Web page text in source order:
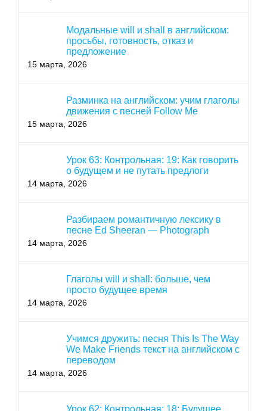
Модальные will и shall в английском:
просьбы, готовность, отказ и
предложение
15 марта, 2026
Разминка на английском: учим глаголы
движения с песней Follow Me
15 марта, 2026
Урок 63: Контрольная: 19: Как говорить
о будущем и не путать предлоги
14 марта, 2026
Разбираем романтичную лексику в
песне Ed Sheeran — Photograph
14 марта, 2026
Глаголы will и shall: больше, чем
просто будущее время
14 марта, 2026
Учимся дружить: песня This Is The Way
We Make Friends текст на английском с
переводом
14 марта, 2026